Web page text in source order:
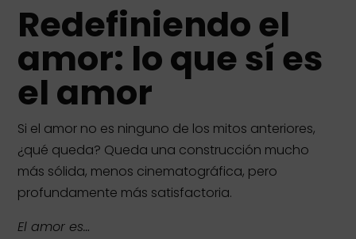
Redefiniendo el
amor: lo que sí es
el amor
Si el amor no es ninguno de los mitos anteriores,
¿qué queda? Queda una construcción mucho
más sólida, menos cinematográfica, pero
profundamente más satisfactoria.
El amor es…